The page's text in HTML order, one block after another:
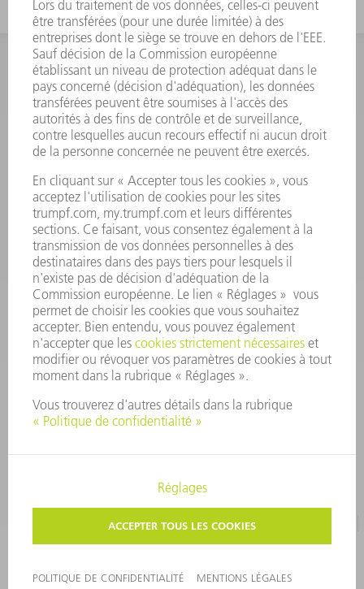
INFORMATION
Foire aux questions
Termes et conditions
CONTACT
Outillages
01 48 17 37 73
Lun - Jeu 08:00h - 16:30h
Ven 08:00h - 12:30h
outillages@fr.TRUMPF.com
CONTACT
Pièces Détachées
01 48 17 37 57
Lun – Ven 8:30h - 17:30h
pieces.detachees@trumpf.com
MENTIONS LÉGALES
PROTECTION DES DONNÉES PERSONNELLES
COPYRIGHT ET DROIT DES MARQUES
CONDITIONS D'UTILISATION
© 2026 TRUMPF